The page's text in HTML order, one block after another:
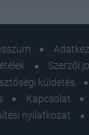
Szerzői
küldetés
Kapcsolat
nyilatkozat